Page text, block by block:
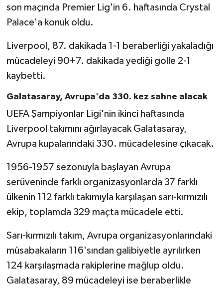
son maçında Premier Lig'in 6. haftasında Crystal
Palace'a konuk oldu.
Liverpool, 87. dakikada 1-1 beraberliği yakaladığı
mücadeleyi 90+7. dakikada yediği golle 2-1
kaybetti.
Galatasaray, Avrupa'da 330. kez sahne alacak
UEFA Şampiyonlar Ligi'nin ikinci haftasında
Liverpool takımını ağırlayacak Galatasaray,
Avrupa kupalarındaki 330. mücadelesine çıkacak.
1956-1957 sezonuyla başlayan Avrupa
serüveninde farklı organizasyonlarda 37 farklı
ülkenin 112 farklı takımıyla karşılaşan sarı-kırmızılı
ekip, toplamda 329 maçta mücadele etti.
Sarı-kırmızılı takım, Avrupa organizasyonlarındaki
müsabakaların 116'sından galibiyetle ayrılırken
124 karşılaşmada rakiplerine mağlup oldu.
Galatasaray, 89 mücadeleyi ise beraberlikle